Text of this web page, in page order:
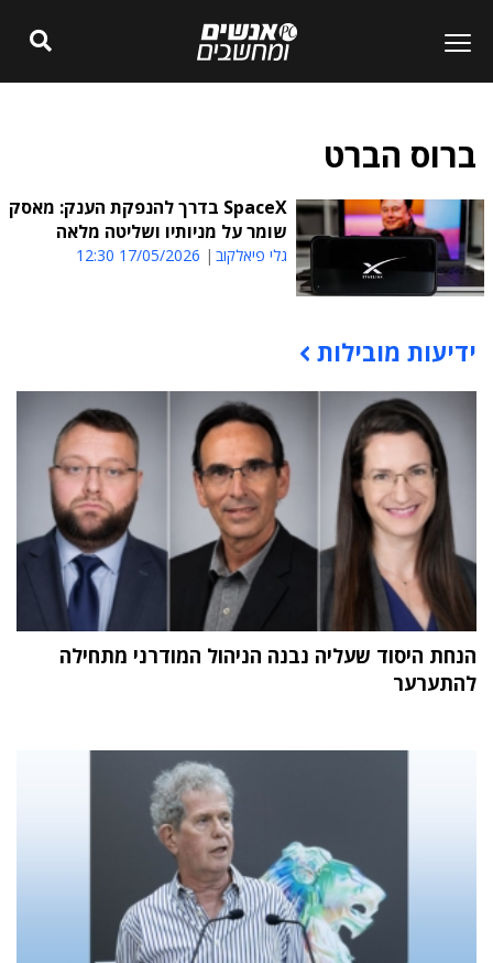
ברוס הברט
SpaceX בדרך להנפקת הענק: מאסק
שומר על מניותיו ושליטה מלאה
גלי פיאלקוב 17/05/2026 12:30
תוכן פרסומי
ידיעות מובילות
הנחת היסוד שעליה נבנה הניהול המודרני מתחילה
להתערער